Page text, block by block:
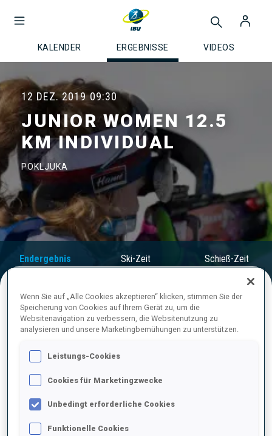
KALENDER ERGEBNISSE VIDEOS
12 DEZ. 2019 09:30
JUNIOR WOMEN 12.5
KM INDIVIDUAL
POKLJUKA
Endergebnis Ski-Zeit Schieß-Zeit
ENDERGEBNISE
GER 0 0 0 1
SUI 0 0
Wenn Sie auf „Alle Cookies akzeptieren“ klicken, stimmen Sie der
Speicherung von Cookies auf Ihrem Gerät zu, um die
Websitenavigation zu verbessern, die Websitenutzung zu
analysieren und unsere Marketingbemühungen zu unterstützen.
Leistungs-Cookies
Cookies für Marketingzwecke
Unbedingt erforderliche Cookies
Funktionelle Cookies